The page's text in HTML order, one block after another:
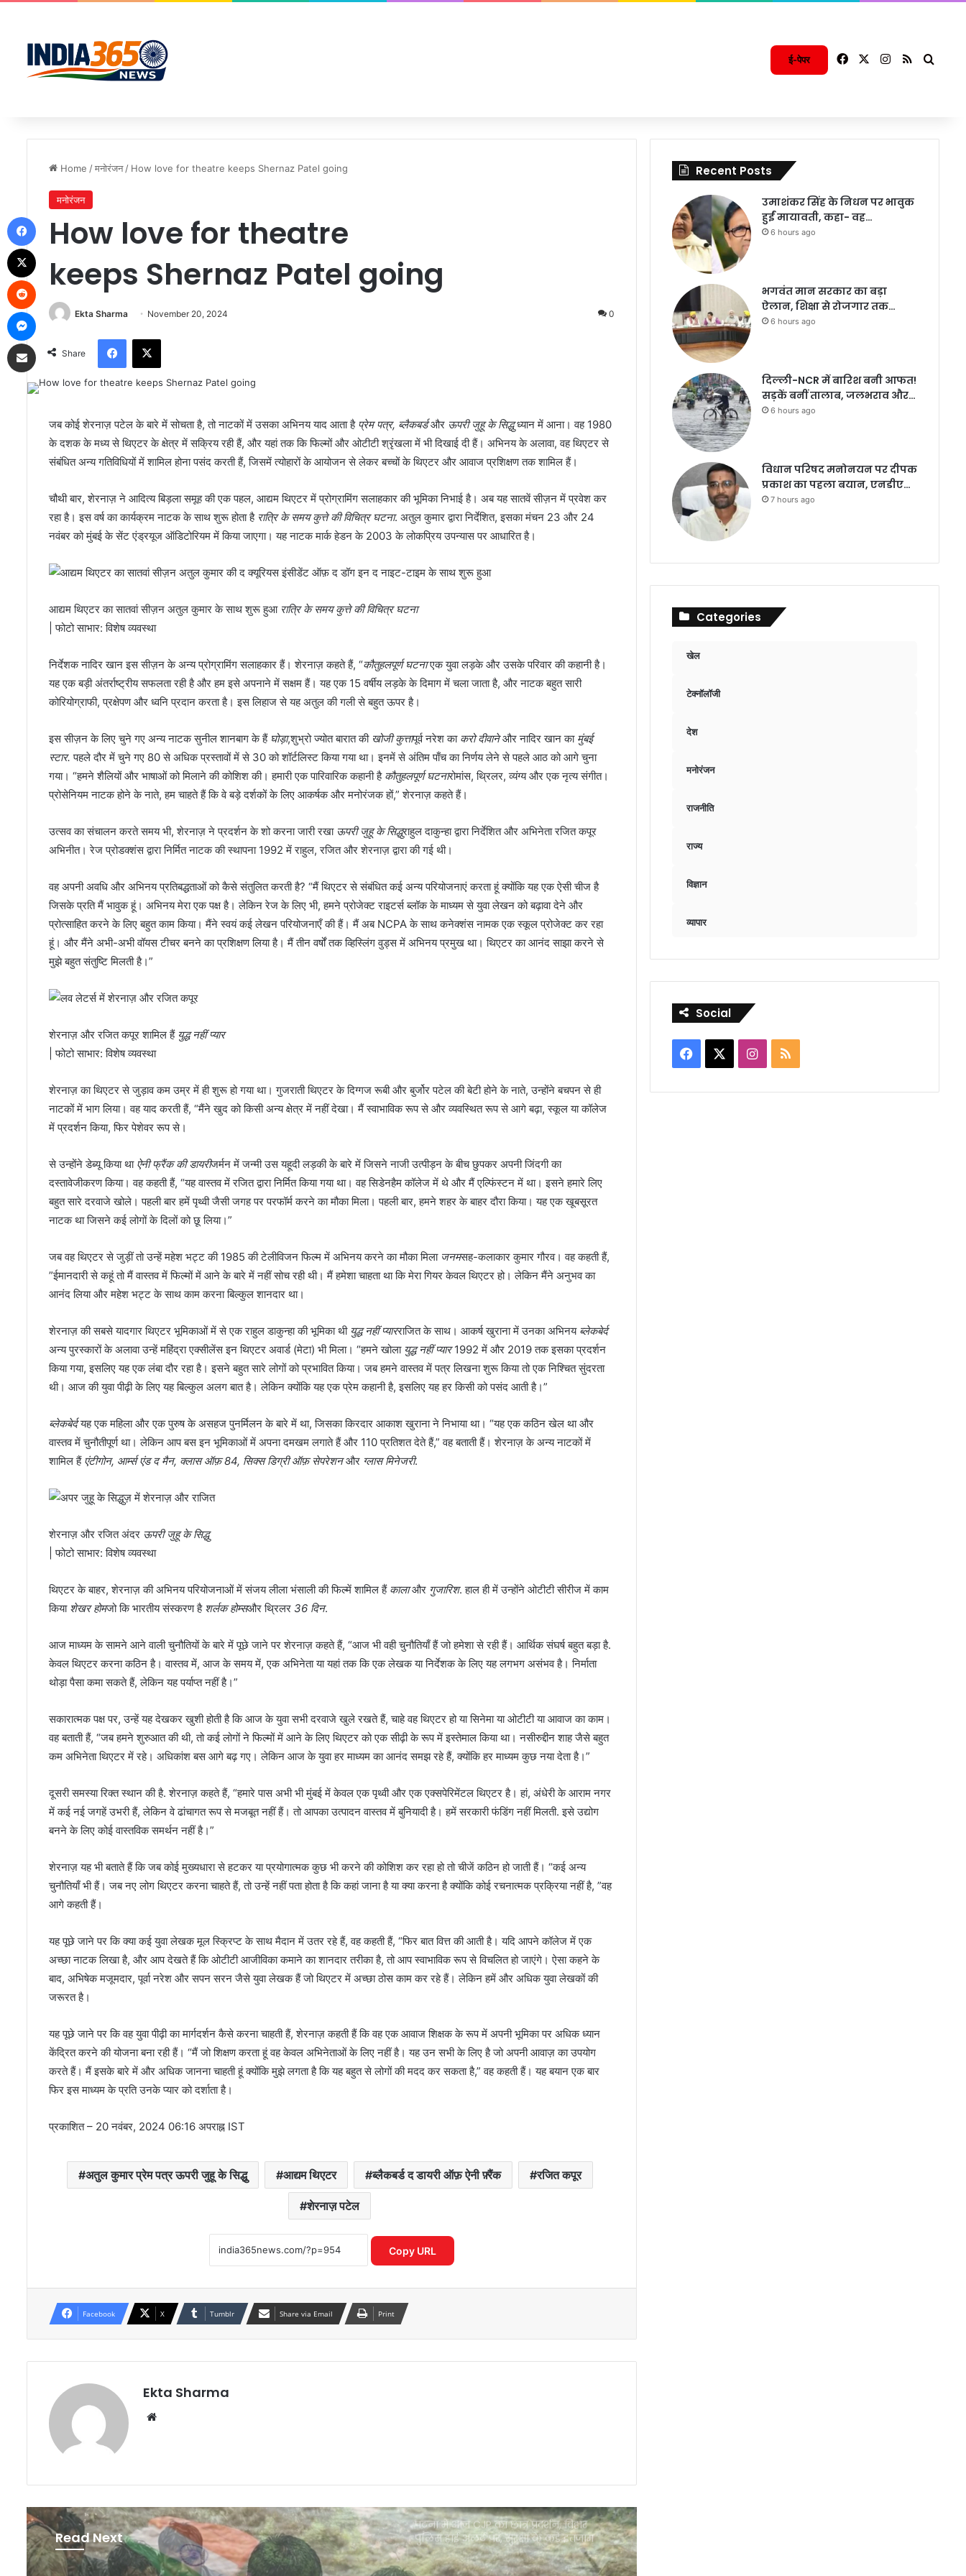
ई-पेपर FacebookInstagram
RSS
Home /मनोरंजन / How love for theatre keeps Shernaz Patel going
मनोरंजन
How love for theatre
keeps Shernaz Patel going
Ekta Sharma November 20, 2024 0
Share
Facebook
X
जब कोई शेरनाज़ पटेल के बारे में सोचता है, तो नाटकों में उसका अभिनय याद आता है प्रेम पत्र, ब्लैकबर्डऔर ऊपरी जुहू के सिद्धुध्यान में आना। वह 1980
के दशक के मध्य से थिएटर के क्षेत्र में सक्रिय रही हैं, और यहां तक ​​कि फिल्मों और ओटीटी श्रृंखला में भी दिखाई दी हैं। अभिनय के अलावा, वह थिएटर से
संबंधित अन्य गतिविधियों में शामिल होना पसंद करती हैं, जिसमें त्योहारों के आयोजन से लेकर बच्चों के थिएटर और आवाज प्रशिक्षण तक शामिल हैं।
चौथी बार, शेरनाज़ ने आदित्य बिड़ला समूह की एक पहल, आद्यम थिएटर में प्रोग्रामिंग सलाहकार की भूमिका निभाई है। अब यह सातवें सीज़न में प्रवेश कर
रहा है। इस वर्ष का कार्यक्रम नाटक के साथ शुरू होता है रात्रि के समय कुत्ते की विचित्र घटना. अतुल कुमार द्वारा निर्देशित, इसका मंचन 23 और 24
नवंबर को मुंबई के सेंट एंड्रयूज ऑडिटोरियम में किया जाएगा। यह नाटक मार्क हेडन के 2003 के लोकप्रिय उपन्यास पर आधारित है।
आद्यम थिएटर का सातवां सीज़न अतुल कुमार के साथ शुरू हुआ रात्रि के समय कुत्ते की विचित्र घटना
| फोटो साभार: विशेष व्यवस्था
निर्देशक नादिर खान इस सीज़न के अन्य प्रोग्रामिंग सलाहकार हैं। शेरनाज़ कहते हैं, “कौतुहलपूर्ण घटनाएक युवा लड़के और उसके परिवार की कहानी है।
यह एक बड़ी अंतर्राष्ट्रीय सफलता रही है और हम इसे अपनाने में सक्षम हैं। यह एक 15 वर्षीय लड़के के दिमाग में चला जाता है, और नाटक बहुत सारी
कोरियोग्राफी, प्रक्षेपण और ध्वनि प्रदान करता है। इस लिहाज से यह अतुल की गली से बहुत ऊपर है।
इस सीज़न के लिए चुने गए अन्य नाटक सुनील शानबाग के हैं घोड़ा,शुभ्रो ज्योत बारात की खोजी कुत्तापूर्व नरेश का करो दीवानेऔर नादिर खान का मुंबई
स्टार. पहले दौर में चुने गए 80 से अधिक प्रस्तावों में से 30 को शॉर्टलिस्ट किया गया था। इनमें से अंतिम पाँच का निर्णय लेने से पहले आठ को आगे चुना
गया। “हमने शैलियों और भाषाओं को मिलाने की कोशिश की। हमारी एक पारिवारिक कहानी है कौतुहलपूर्ण घटनारोमांस, थ्रिलर, व्यंग्य और एक नृत्य संगीत।
प्रोसेनियम नाटक होने के नाते, हम चाहते हैं कि वे बड़े दर्शकों के लिए आकर्षक और मनोरंजक हों,” शेरनाज़ कहते हैं।
उत्सव का संचालन करते समय भी, शेरनाज़ ने प्रदर्शन के शो करना जारी रखा ऊपरी जुहू के सिद्धुराहुल दाकुन्हा द्वारा निर्देशित और अभिनेता रजित कपूर
अभिनीत। रेज प्रोडक्शंस द्वारा निर्मित नाटक की स्थापना 1992 में राहुल, रजित और शेरनाज़ द्वारा की गई थी।
वह अपनी अवधि और अभिनय प्रतिबद्धताओं को कैसे संतुलित करती है? “मैं थिएटर से संबंधित कई अन्य परियोजनाएं करता हूं क्योंकि यह एक ऐसी चीज है
जिसके प्रति मैं भावुक हूं। अभिनय मेरा एक पक्ष है। लेकिन रेज के लिए भी, हमने प्रोजेक्ट राइटर्स ब्लॉक के माध्यम से युवा लेखन को बढ़ावा देने और
प्रोत्साहित करने के लिए बहुत काम किया। मैंने स्वयं कई लेखन परियोजनाएँ की हैं। मैं अब NCPA के साथ कनेक्शंस नामक एक स्कूल प्रोजेक्ट कर रहा
हूं। और मैंने अभी-अभी वॉयस टीचर बनने का प्रशिक्षण लिया है। मैं तीन वर्षों तक व्हिस्लिंग वुड्स में अभिनय प्रमुख था। थिएटर का आनंद साझा करने से
मुझे बहुत संतुष्टि मिलती है।”
शेरनाज़ और रजित कपूर शामिल हैं युद्ध नहीं प्यार
| फोटो साभार: विशेष व्यवस्था
शेरनाज़ का थिएटर से जुड़ाव कम उम्र में ही शुरू हो गया था। गुजराती थिएटर के दिग्गज रूबी और बुर्जोर पटेल की बेटी होने के नाते, उन्होंने बचपन से ही
नाटकों में भाग लिया। वह याद करती हैं, “मैंने खुद को किसी अन्य क्षेत्र में नहीं देखा। मैं स्वाभाविक रूप से और व्यवस्थित रूप से आगे बढ़ा, स्कूल या कॉलेज
में प्रदर्शन किया, फिर पेशेवर रूप से।
से उन्होंने डेब्यू किया था ऐनी फ्रैंक की डायरीजर्मन में जन्मी उस यहूदी लड़की के बारे में जिसने नाजी उत्पीड़न के बीच छुपकर अपनी जिंदगी का
दस्तावेजीकरण किया। वह कहती हैं, “यह वास्तव में रजित द्वारा निर्मित किया गया था। वह सिडेनहैम कॉलेज में थे और मैं एल्फिंस्टन में था। इसने हमारे लिए
बहुत सारे दरवाजे खोले। पहली बार हमें पृथ्वी जैसी जगह पर परफॉर्म करने का मौका मिला। पहली बार, हमने शहर के बाहर दौरा किया। यह एक खूबसूरत
नाटक था जिसने कई लोगों के दिलों को छू लिया।”
जब वह थिएटर से जुड़ीं तो उन्हें महेश भट्ट की 1985 की टेलीविजन फिल्म में अभिनय करने का मौका मिला जनमसह-कलाकार कुमार गौरव। वह कहती हैं,
”ईमानदारी से कहूं तो मैं वास्तव में फिल्मों में आने के बारे में नहीं सोच रही थी। मैं हमेशा चाहता था कि मेरा गियर केवल थिएटर हो। लेकिन मैंने अनुभव का
आनंद लिया और महेश भट्ट के साथ काम करना बिल्कुल शानदार था।
शेरनाज़ की सबसे यादगार थिएटर भूमिकाओं में से एक राहुल डाकुन्हा की भूमिका थी युद्ध नहीं प्यारराजित के साथ। आकर्ष खुराना में उनका अभिनय ब्लेकबेर्द
अन्य पुरस्कारों के अलावा उन्हें महिंद्रा एक्सीलेंस इन थिएटर अवार्ड (मेटा) भी मिला। “हमने खोला युद्ध नहीं प्यार1992 में और 2019 तक इसका प्रदर्शन
किया गया, इसलिए यह एक लंबा दौर रहा है। इसने बहुत सारे लोगों को प्रभावित किया। जब हमने वास्तव में पत्र लिखना शुरू किया तो एक निश्चित सुंदरता
थी। आज की युवा पीढ़ी के लिए यह बिल्कुल अलग बात है। लेकिन क्योंकि यह एक प्रेम कहानी है, इसलिए यह हर किसी को पसंद आती है।”
ब्लेकबेर्दयह एक महिला और एक पुरुष के असहज पुनर्मिलन के बारे में था, जिसका किरदार आकाश खुराना ने निभाया था। “यह एक कठिन खेल था और
वास्तव में चुनौतीपूर्ण था। लेकिन आप बस इन भूमिकाओं में अपना दमखम लगाते हैं और 110 प्रतिशत देते हैं,” वह बताती हैं। शेरनाज़ के अन्य नाटकों में
शामिल हैं एंटीगोन, आर्म्स एंड द मैन, क्लास ऑफ़ 84, सिक्स डिग्री ऑफ़ सेपरेशनऔर ग्लास मिनेजरी.
शेरनाज़ और रजित अंदर ऊपरी जुहू के सिद्धु
| फोटो साभार: विशेष व्यवस्था
थिएटर के बाहर, शेरनाज़ की अभिनय परियोजनाओं में संजय लीला भंसाली की फिल्में शामिल हैं कालाऔर गुजारिश. हाल ही में उन्होंने ओटीटी सीरीज में काम
किया शेखर होमजो कि भारतीय संस्करण है शर्लक होम्सऔर थ्रिलर 36 दिन.
आज माध्यम के सामने आने वाली चुनौतियों के बारे में पूछे जाने पर शेरनाज़ कहते हैं, “आज भी वही चुनौतियाँ हैं जो हमेशा से रही हैं। आर्थिक संघर्ष बहुत बड़ा है.
केवल थिएटर करना कठिन है। वास्तव में, आज के समय में, एक अभिनेता या यहां तक ​​कि एक लेखक या निर्देशक के लिए यह लगभग असंभव है। निर्माता
थोड़ा पैसा कमा सकते हैं, लेकिन यह पर्याप्त नहीं है।”
सकारात्मक पक्ष पर, उन्हें यह देखकर खुशी होती है कि आज के युवा सभी दरवाजे खुले रखते हैं, चाहे वह थिएटर हो या सिनेमा या ओटीटी या आवाज का काम।
वह बताती हैं, “जब हमने शुरुआत की थी, तो कई लोगों ने फिल्मों में आने के लिए थिएटर को एक सीढ़ी के रूप में इस्तेमाल किया था। नसीरुद्दीन शाह जैसे बहुत
कम अभिनेता थिएटर में रहे। अधिकांश बस आगे बढ़ गए। लेकिन आज के युवा हर माध्यम का आनंद समझ रहे हैं, क्योंकि हर माध्यम कुछ नया देता है।”
दूसरी समस्या रिक्त स्थान की है. शेरनाज़ कहते हैं, “हमारे पास अभी भी मुंबई में केवल एक पृथ्वी और एक एक्सपेरिमेंटल थिएटर है। हां, अंधेरी के आराम नगर
में कई नई जगहें उभरी हैं, लेकिन वे ढांचागत रूप से मजबूत नहीं हैं। तो आपका उत्पादन वास्तव में बुनियादी है। हमें सरकारी फंडिंग नहीं मिलती. इसे उद्योग
बनने के लिए कोई वास्तविक समर्थन नहीं है।”
शेरनाज़ यह भी बताते हैं कि जब कोई मुख्यधारा से हटकर या प्रयोगात्मक कुछ भी करने की कोशिश कर रहा हो तो चीजें कठिन हो जाती हैं। “कई अन्य
चुनौतियाँ भी हैं। जब नए लोग थिएटर करना चाहते हैं, तो उन्हें नहीं पता होता है कि कहां जाना है या क्या करना है क्योंकि कोई रचनात्मक प्रक्रिया नहीं है, ”वह
आगे कहती हैं।
यह पूछे जाने पर कि क्या कई युवा लेखक मूल स्क्रिप्ट के साथ मैदान में उतर रहे हैं, वह कहती हैं, “फिर बात वित्त की आती है। यदि आपने कॉलेज में एक
अच्छा नाटक लिखा है, और आप देखते हैं कि ओटीटी आजीविका कमाने का शानदार तरीका है, तो आप स्वाभाविक रूप से विचलित हो जाएंगे। ऐसा कहने के
बाद, अभिषेक मजूमदार, पूर्वा नरेश और सपन सरन जैसे युवा लेखक हैं जो थिएटर में अच्छा ठोस काम कर रहे हैं। लेकिन हमें और अधिक युवा लेखकों की
जरूरत है।
यह पूछे जाने पर कि वह युवा पीढ़ी का मार्गदर्शन कैसे करना चाहती हैं, शेरनाज़ कहती हैं कि वह एक आवाज शिक्षक के रूप में अपनी भूमिका पर अधिक ध्यान
केंद्रित करने की योजना बना रही हैं। “मैं जो शिक्षण करता हूं वह केवल अभिनेताओं के लिए नहीं है। यह उन सभी के लिए है जो अपनी आवाज़ का उपयोग
करते हैं। मैं इसके बारे में और अधिक जानना चाहती हूं क्योंकि मुझे लगता है कि यह बहुत से लोगों की मदद कर सकता है,” वह कहती हैं। यह बयान एक बार
फिर इस माध्यम के प्रति उनके प्यार को दर्शाता है।
प्रकाशित– 20 नवंबर, 2024 06:16 अपराह्न IST
अतुल कुमार प्रेम पत्र ऊपरी जुहू के सिद्धु आद्यम थिएटर ब्लैकबर्ड द डायरी ऑफ़ ऐनी फ़्रैंक रजित कपूर
शेरनाज़ पटेल
Copy URL
Facebook X Tumblr Share via Email Print
Ekta Sharma
Read Next
जंतर-मंतर प्रदर्शन में घायल छात्रा की हालत में
सुधार, RML अस्पताल ने जारी किया हेल्थ
बुलेटिन
मतदाता सूची तक बीजेपी ने बनाया बड़ा प्लान
पकड़ी रफ्तार, रिटायर्ड जज पहुंचे गांव
जीता दुनिया का दिल
एक्शन, मध्य प्रदेश में वरिष्ठ IAS अधिकारियों
रायसेन में 16 दिन बाद झमाझम बारिश, 9 मजदूरों
का रेस्क्यू, किसानों के चेहरे खिले
Recent Posts
उमाशंकर सिंह के निधन पर भावुक
हुईं मायावती, कहा- वह…
6 hours ago
भगवंत मान सरकार का बड़ा
ऐलान, शिक्षा से रोजगार तक…
6 hours ago
दिल्ली-NCR में बारिश बनी आफत!
सड़कें बनीं तालाब, जलभराव और…
6 hours ago
विधान परिषद मनोनयन पर दीपक
प्रकाश का पहला बयान, एनडीए…
7 hours ago
Categories
खेल
टेक्नॉलॉजी
देश
मनोरंजन
राजनीति
राज्य
विज्ञान
व्यापार
Social
Facebook Instagram
RSS
Reddit
Messenger